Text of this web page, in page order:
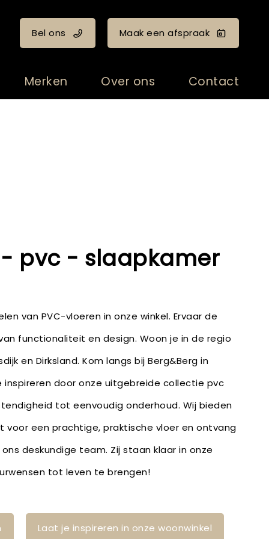
Bel ons Maak een afspraak
Merken Over ons Contact
pvc - slaapkamer
van PVC-vloeren in onze winkel. Ervaar de
functionaliteit en design. Woon je in de regio
en Dirksland. Kom langs bij Berg&Berg in
inspireren door onze uitgebreide collectie pvc
tot eenvoudig onderhoud. Wij bieden
voor een prachtige, praktische vloer en ontvang
deskundige team. Zij staan klaar in onze
tot leven te brengen!
Laat je inspireren in onze woonwinkel